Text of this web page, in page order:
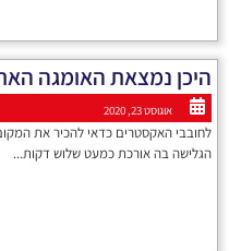
היכן נמצאת האומגה
אוגוסט 23, 2020
לחובבי האקסטרים כדאי להכיר את
הגלישה בה אורכת כמעט שלוש דקות...